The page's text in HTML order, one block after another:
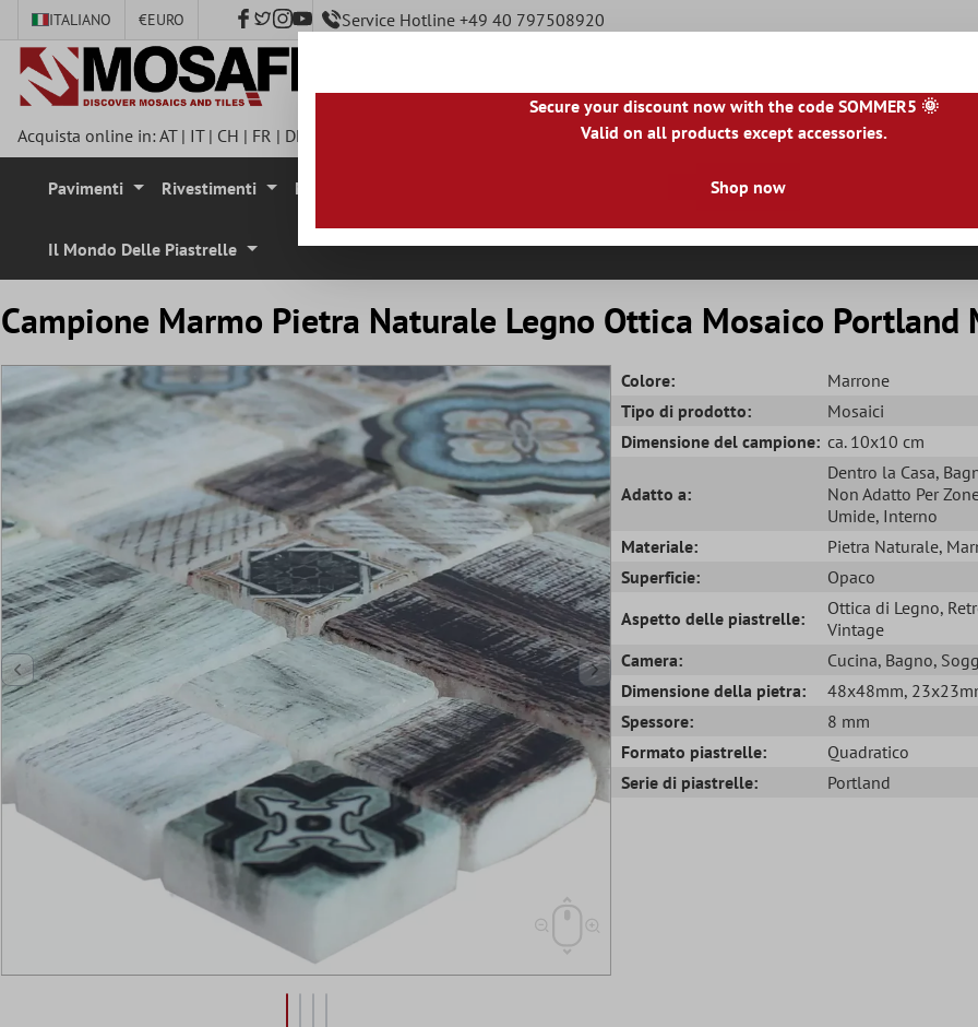
principale
ITALIANO €EURO Service Hotline +49 40 797508920
Acquista online in:AT| IT| CH | FR | DE PL|PT| FI| GR|RO| NO|HU|BG|HR|LU
Pavimenti Rivestimenti Mosaici Piastrelle Per Terrazze
Il Mondo Delle Piastrelle
Campione Marmo Pietra Naturale Legno Ottica Mosaico Portland
Colore:
Marrone
Tipo di prodotto:
Mosaici
Dimensione del campione: ca. 10x10 cm
Adatto a:
Dentro la Casa,
Non Adatto Per
Umide, Interno
Materiale:
Pietra Naturale,
Superficie:
Opaco
Aspetto delle piastrelle:
Ottica di Legno,
Vintage
Camera:
Cucina, Bagno,
Dimensione della pietra:
48x48mm,
Spessore:
8 mm
Formato piastrelle:
Quadratico
Serie di piastrelle:
Portland
Secure your discount now with the code SOMMER5 🌞
Valid on all products except accessories.
Shop now